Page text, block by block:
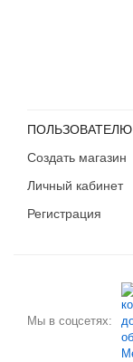
ПОЛЬЗОВАТЕЛЮ
Создать магазин
Личный кабинет
Регистрация
Мы в соцсетях: